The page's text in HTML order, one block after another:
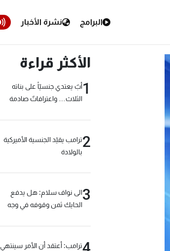
البرامج نشرة الأخبار
الأكثر قراءة
1أبٌ يعتدي جنسيّاً على بناته
الثلاث… واعترافاتٌ صادمة
2ترامب يقيّد الجنسية الأميركية
بالولادة
3الى نواف سلام: هل يدفع
الحايك ثمن وقوفه في وجه
ترامب: أعتقد أن الأمر سينتهي